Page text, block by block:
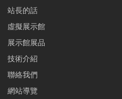
站長的話
虛擬展示館
展示館展品
技術介紹
聯絡我們
網站導覽